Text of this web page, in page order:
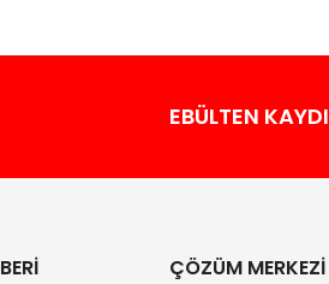
EBÜLTEN KAYDI
ÇÖZÜM MERKEZI